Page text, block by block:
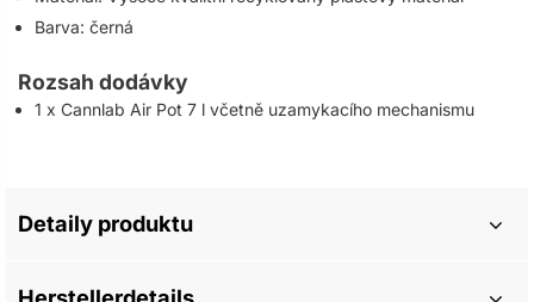
Barva: černá
Rozsah dodávky
1 x Cannlab Air Pot 7 l včetně uzamykacího mechanismu
Detaily produktu
Herstellerdetails